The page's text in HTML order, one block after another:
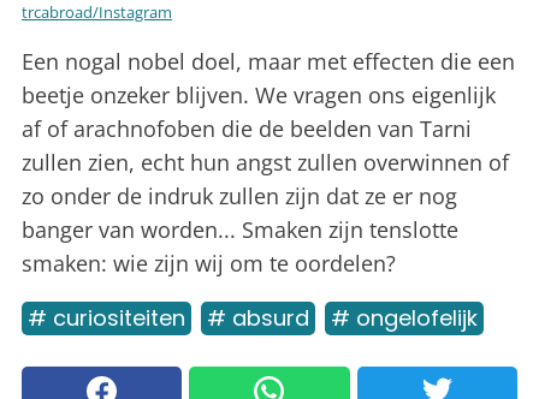
trcabroad/Instagram
Een nogal nobel doel, maar met effecten die een
beetje onzeker blijven. We vragen ons eigenlijk
af of arachnofoben die de beelden van Tarni
zullen zien, echt hun angst zullen overwinnen of
zo onder de indruk zullen zijn dat ze er nog
banger van worden... Smaken zijn tenslotte
smaken: wie zijn wij om te oordelen?
# curiositeiten # absurd # ongelofelijk